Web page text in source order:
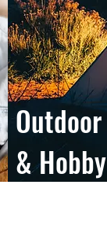
Outdoor
& Hobby